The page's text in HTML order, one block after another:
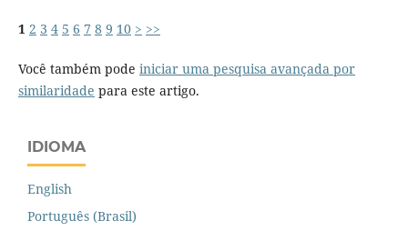
1 2 3 4 5 6 7 8 9 10 > >>
Você também pode iniciar uma pesquisa avançada por
similaridade para este artigo.
IDIOMA
English
Português (Brasil)